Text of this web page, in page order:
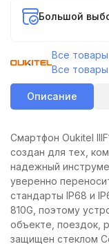
Большой
Все
Все товары
Описание
Смартфон Oukitel
создан для тех,
надежный
уверенно
стандарты IP68 и
810G, поэтому
объекте, поездок,
защищен стеклом